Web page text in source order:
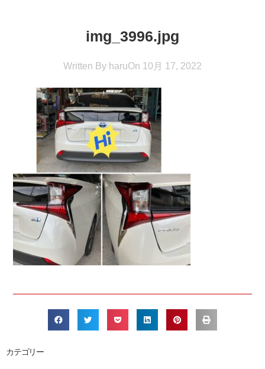
img_3996.jpg
Written By haruOn 10月 17, 2022
カテゴリー